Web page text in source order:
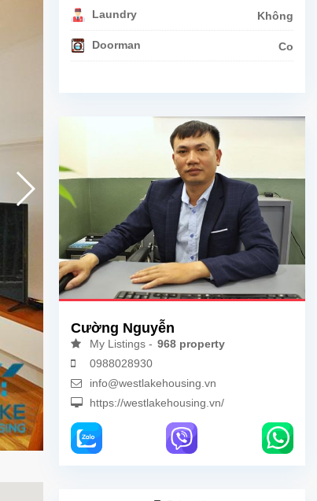
Laundry Không
Doorman Co
Cường Nguyễn
My Listings - 968 property
0988028930
info@westlakehousing.vn
https://westlakehousing.vn/